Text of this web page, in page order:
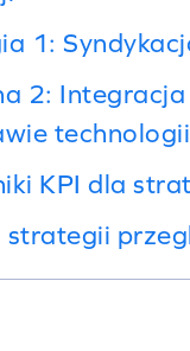
1:
2:
technologii
KPI dla